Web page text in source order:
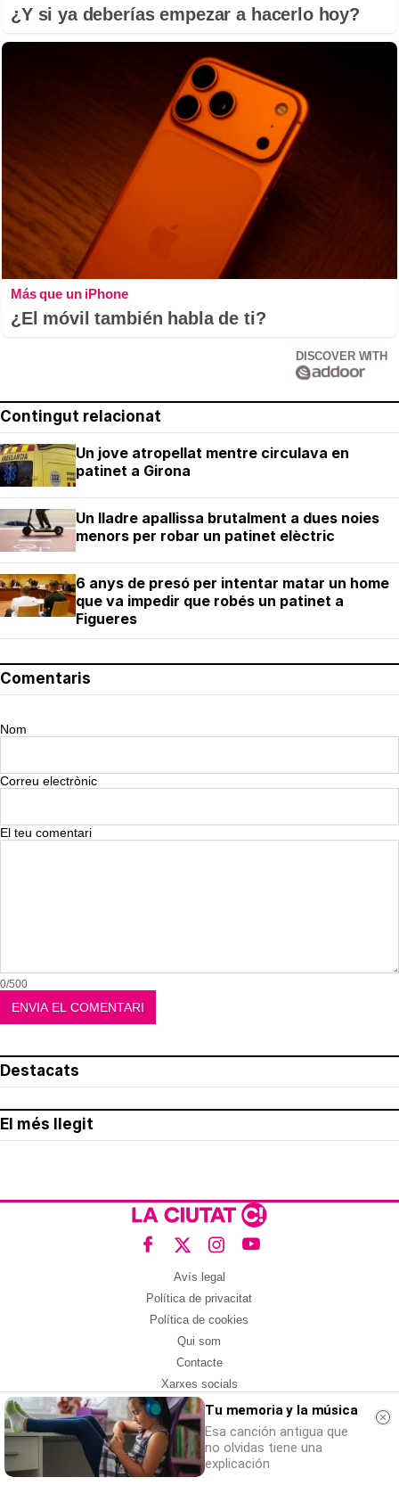
¿Y si ya deberías empezar a hacerlo hoy?
Más que un iPhone
¿El móvil también habla de ti?
DISCOVER WITH
Contingut relacionat
Un jove atropellat mentre circulava en
patinet a Girona
Un lladre apallissa brutalment a dues noies
menors per robar un patinet elèctric
6 anys de presó per intentar matar un home
que va impedir que robés un patinet a
Figueres
Comentaris
Nom
Correu electrònic
El teu comentari
0/500
Destacats
El més llegit
Avís legal
Política de privacitat
Política de cookies
Qui som
Contacte
Xarxes socials
Amb col·laboració de:Tu memoria y la música
Esa canción antigua que
no olvidas tiene una
explicación